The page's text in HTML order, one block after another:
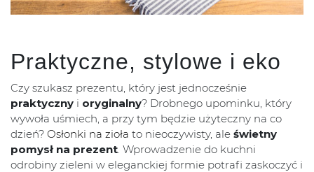
Praktyczne, stylowe i eko
Czy szukasz prezentu, który jest jednocześnie
praktyczny i oryginalny? Drobnego upominku, który
wywoła uśmiech, a przy tym będzie użyteczny na co
dzień? Osłonki na zioła to nieoczywisty, ale świetny
pomysł na prezent . Wprowadzenie do kuchni
odrobiny zieleni w eleganckiej formie potrafi zaskoczyć i